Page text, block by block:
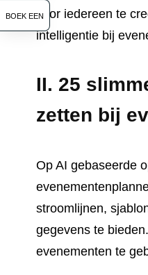
BOEK EENvoor iedereen te
intelligentie bij
II. 25
zetten bij
Op AI gebaseerde
stroomlijnen,
gegevens te
evenementen te